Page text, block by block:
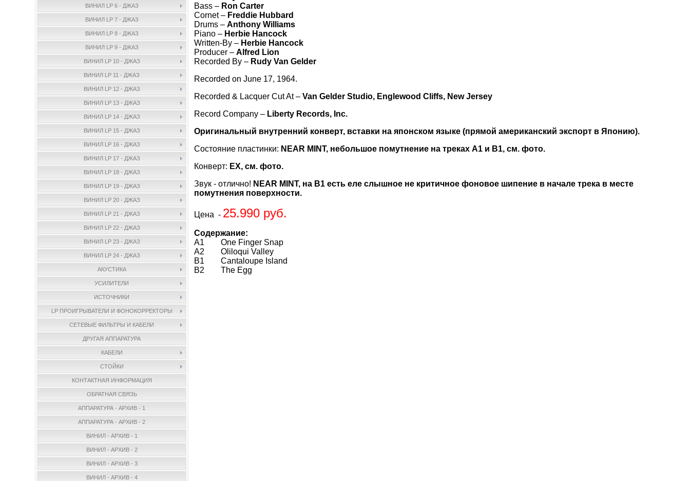
ВИНИЛ LP 6 - ДЖАЗ
ВИНИЛ LP 7 - ДЖАЗ
ВИНИЛ LP 8 - ДЖАЗ
ВИНИЛ LP 9 - ДЖАЗ
ВИНИЛ LP 10 - ДЖАЗ
ВИНИЛ LP 11 - ДЖАЗ
ВИНИЛ LP 12 - ДЖАЗ
ВИНИЛ LP 13 - ДЖАЗ
ВИНИЛ LP 14 - ДЖАЗ
ВИНИЛ LP 15 - ДЖАЗ
ВИНИЛ LP 16 - ДЖАЗ
ВИНИЛ LP 17 - ДЖАЗ
ВИНИЛ LP 18 - ДЖАЗ
ВИНИЛ LP 19 - ДЖАЗ
ВИНИЛ LP 20 - ДЖАЗ
ВИНИЛ LP 21 - ДЖАЗ
ВИНИЛ LP 22 - ДЖАЗ
ВИНИЛ LP 23 - ДЖАЗ
ВИНИЛ LP 24 - ДЖАЗ
АКУСТИКА
УСИЛИТЕЛИ
ИСТОЧНИКИ
LP ПРОИГРЫВАТЕЛИ И ФОНОКОРРЕКТОРЫ
СЕТЕВЫЕ ФИЛЬТРЫ И КАБЕЛИ
ДРУГАЯ АППАРАТУРА
КАБЕЛИ
СТОЙКИ
КОНТАКТНАЯ ИНФОРМАЦИЯ
ОБРАТНАЯ СВЯЗЬ
АППАРАТУРА - АРХИВ - 1
АППАРАТУРА - АРХИВ - 2
ВИНИЛ - АРХИВ - 1
ВИНИЛ - АРХИВ - 2
ВИНИЛ - АРХИВ - 3
ВИНИЛ - АРХИВ - 4
Bass – Ron Carter
Cornet – Freddie Hubbard
Drums –Anthony Williams
Piano – Herbie Hancock
Written-By – Herbie Hancock
Producer –Alfred Lion
Recorded By – Rudy Van Gelder
Recorded on June 17, 1964.
Recorded & Lacquer Cut At –Van Gelder Studio, Englewood Cliffs, New Jersey
Record Company – Liberty Records, Inc.
Оригинальный внутренний конверт, вставки на японском языке (прямой американский экспорт в Японию).
Состояние пластинки: NEAR MINT, небольшое помутнение на треках А1 и В1, см. фото.
Конверт: EX, см. фото.
Звук - отлично! NEAR MINT, на В1 есть еле слышное не критичное фоновое шипение в начале трека в месте
помутнения поверхности.
Цена - 25.990 руб.
Содержание:
A1 One Finger Snap
A2 Oliloqui Valley
B1 Cantaloupe Island
B2 The Egg